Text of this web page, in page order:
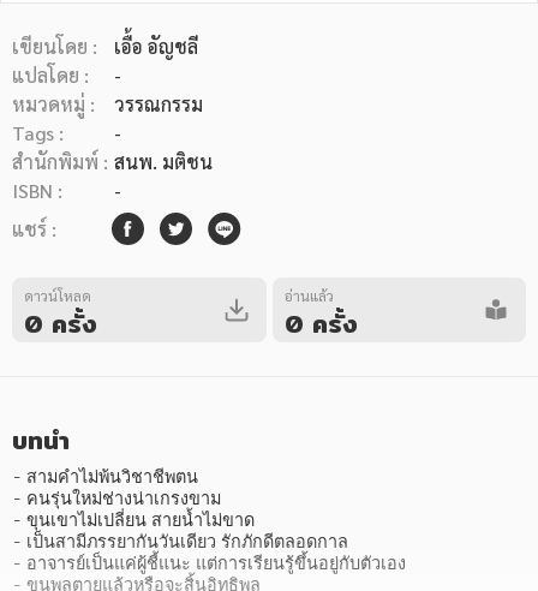
หมวดหมู่หนังสือ
หมวดหมู่ยอดนิยม
หนังสือออกใหม่ หนังสือยอดนิยม หนังสือเช่า
หมวดหมู่หนังสือ
อาหาร สุขภาพ การแพทย์
ศิลปะ บันเทิง กีฬา ท่องเที่ยว
เขียนโดย :
เอื้อ อัญชลี
แปลโดย :
-
หมวดหมู่ :
วรรณกรรม
Tags :
-
สำนักพิมพ์ : สนพ. มติชน
ISBN :
-
แชร์ :
ดาวน์โหลด
0 ครั้ง
อ่านแล้ว
0 ครั้ง
บทนำ
- สามคำไม่พ้นวิชาชีพตน
- คนรุ่นใหม่ช่างน่าเกรงขาม
- ขุนเขาไม่เปลี่ยน สายน้ำไม่ขาด
- เป็นสามีภรรยากันวันเดียว รักภักดีตลอดกาล
- อาจารย์เป็นแค่ผู้ชี้แนะ แต่การเรียนรู้ขึ้นอยู่กับตัวเอง
- ขุนพลตายแล้วหรือจะสิ้นอิทธิพล